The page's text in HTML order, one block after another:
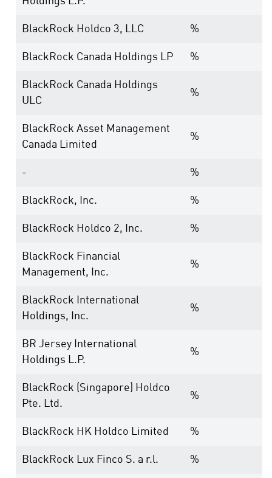
BlackRock Holdco 3, LLC %
BlackRock Canada Holdings LP %
BlackRock Canada Holdings
ULC
%
BlackRock Asset Management
Canada Limited
%
- %
BlackRock, Inc. %
BlackRock Holdco 2, Inc. %
BlackRock Financial
Management, Inc.
%
BlackRock International
Holdings, Inc.
%
BR Jersey International
Holdings L.P.
%
BlackRock (Singapore) Holdco
Pte. Ltd.
%
BlackRock HK Holdco Limited %
BlackRock Lux Finco S. a r.l. %